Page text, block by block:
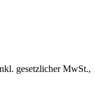
gesetzlicher MwSt.,